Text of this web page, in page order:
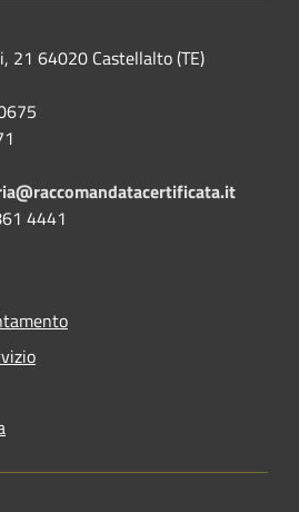
21 64020 Castellalto (TE)
4441